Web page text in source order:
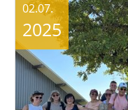
02.07.
2025